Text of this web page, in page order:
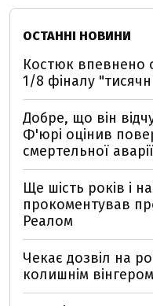
ОСТАННІ НОВИНИ
Костюк впевнено
1/8 фіналу
Добре, що він
Ф'юрі оцінив
смертельної аварії
Ще шість років і
прокоментував
Реалом
Чекає дозвіл на
колишнім